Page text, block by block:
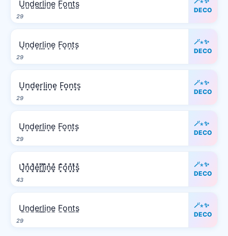
29
U̺n̺d̺e̺r̺l̺i̺n̺e̺ F̺o̺n̺t̺s̺
DECO
29
U͙n͙d͙e͙r͙l͙i͙n͙e͙ F͙o͙n͙t͙s͙
🪄⋆✨
DECO
29
U̟n̟d̟e̟r̟l̟i̟n̟e̟ F̟o̟n̟t̟s̟
🪄⋆✨
DECO
29
U͎n͎d͎e͎r͎l͎i͎n͎e͎ F͎o͎n͎t͎s͎
🪄⋆✨
DECO
43
U͓̽n͓̽d͓̽e͓̽r͓̽l͓̽i͓̽n͓̽e͓̽ F͓̽o͓̽n͓̽t͓̽s͓̽
🪄⋆✨
DECO
29
U̼n̼d̼e̼r̼l̼i̼n̼e̼ F̼o̼n̼t̼s̼
🪄⋆✨
DECO